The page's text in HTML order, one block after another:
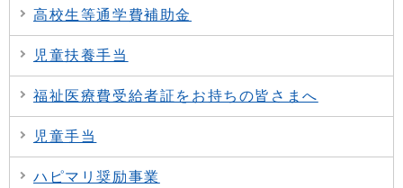
高校生等通学費補助金
児童扶養手当
福祉医療費受給者証をお持ちの皆さまへ
児童手当
ハピマリ奨励事業